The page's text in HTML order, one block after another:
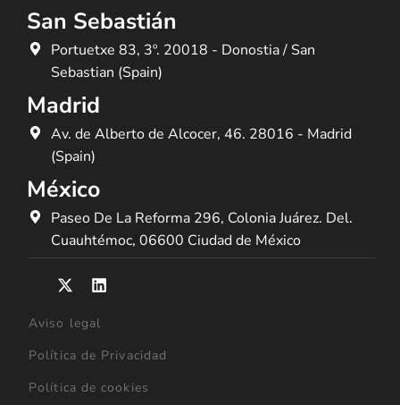
San Sebastián
Portuetxe 83, 3º. 20018 - Donostia / San
Sebastian (Spain)
Madrid
Av. de Alberto de Alcocer, 46. 28016 - Madrid
(Spain)
México
Paseo De La Reforma 296, Colonia Juárez. Del.
Cuauhtémoc, 06600 Ciudad de México
Aviso legal
Política de Privacidad
Política de cookies